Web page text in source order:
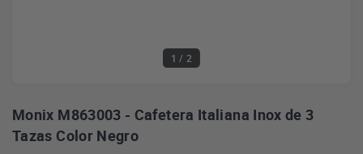
1 / 2
Monix M863003 - Cafetera Italiana Inox de 3
Tazas Color Negro